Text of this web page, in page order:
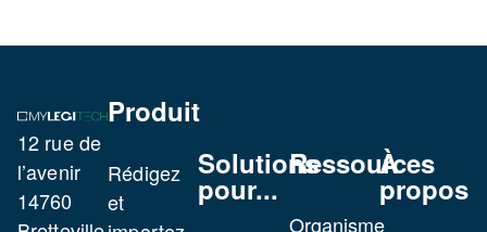
12 rue de
l’avenir
14760
Produit
Rédigez
et
Solutions
pour...
Ressources
Organisme
À
propos